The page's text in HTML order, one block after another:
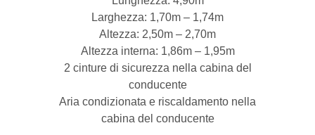
Larghezza: 1,70m – 1,74m
Altezza: 2,50m – 2,70m
Altezza interna: 1,86m – 1,95m
2 cinture di sicurezza nella cabina del
conducente
Aria condizionata e riscaldamento nella
cabina del conducente